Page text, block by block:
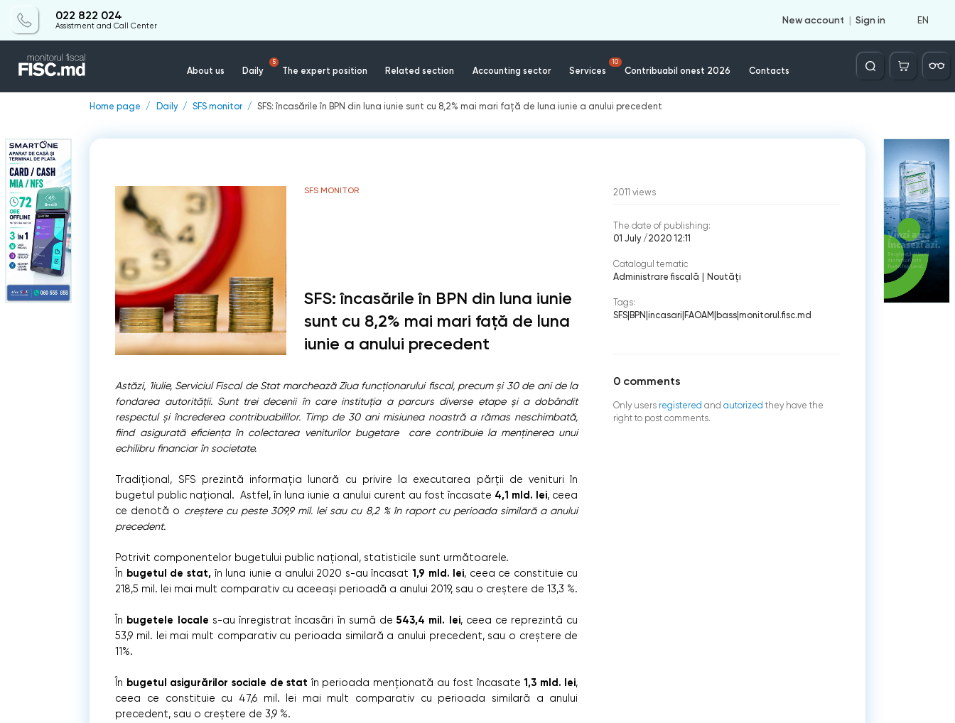
022 822 024
Assistment and Call Center
New account Sign in EN
About us Daily
5
The expert position Related section Accounting sector Services
10
Contribuabil onest 2026 Contacts
Căutare
Home page Daily SFS monitor SFS: încasările în BPN din luna iunie sunt cu 8,2% mai mari față de luna iunie a anului precedent
SFS MONITOR
SFS: încasările în BPN din luna iunie
sunt cu 8,2% mai mari față de luna
iunie a anului precedent
Astăzi, 1iulie, Serviciul Fiscal de Stat marchează Ziua funcționarului fiscal, precum și 30 de ani de la
fondarea autorității. Sunt trei decenii în care instituția a parcurs diverse etape și a dobândit
respectul și încrederea contribuabililor. Timp de 30 ani misiunea noastră a rămas neschimbată,
fiind asigurată eficiența în colectarea veniturilor bugetare care contribuie la menținerea unui
echilibru financiar în societate.
Tradițional, SFS prezintă informația lunară cu privire la executarea părții de venituri în
bugetul public național. Astfel, în luna iunie a anului curent au fost încasate 4,1 mld. lei, ceea
ce denotă o creștere cu peste 309,9 mil. lei sau cu 8,2 % în raport cu perioada similară a anului
precedent.
Potrivit componentelor bugetului public național, statisticile sunt următoarele.
În bugetul de stat,în luna iunie a anului 2020 s-au încasat1,9 mld. lei, ceea ce constituie cu
218,5 mil. lei mai mult comparativ cu aceeași perioadă a anului 2019, sau o creștere de 13,3 %.
În bugetele locale s-au înregistrat încasări în sumă de543,4 mil. lei, ceea ce reprezintă cu
53,9 mil. lei mai mult comparativ cu perioada similară a anului precedent, sau o creștere de
11%.
În bugetul asigurărilor sociale de stat în perioada menționată au fost încasate1,3 mld. lei,
ceea ce constituie cu 47,6 mil. lei mai mult comparativ cu perioada similară a anului
precedent, sau o creștere de 3,9 %.
2011 views
The date of publishing:
01 July /2020 12:11
Catalogul tematic
Administrare fiscală
Noutăți
Tags:
SFS| BPN incasari FAOAM bass| monitorul.fisc.md
0 comments
Only users registered and autorized they have the
right to post comments.